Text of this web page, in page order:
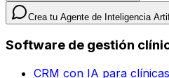
Crea tu Agente de Inteligencia
Software de gestión
CRM con IA para